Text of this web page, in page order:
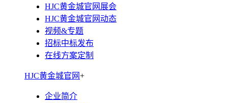
HJC黄金城官网展会
HJC黄金城官网动态
视频&专题
招标中标发布
在线方案定制
HJC黄金城官网+
企业简介